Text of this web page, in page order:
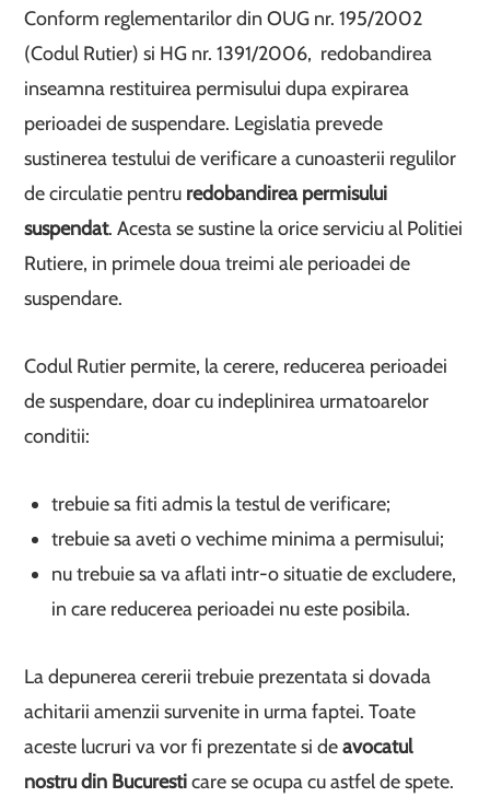
Conform reglementarilor din OUG nr. 195/2002
(Codul Rutier) si HG nr. 1391/2006, redobandirea
inseamna restituirea permisului dupa expirarea
perioadei de suspendare. Legislatia prevede
sustinerea testului de verificare a cunoasterii regulilor
de circulatie pentru redobandirea permisului
suspendat. Acesta se sustine la orice serviciu al Politiei
Rutiere, in primele doua treimi ale perioadei de
suspendare.
Codul Rutier permite, la cerere, reducerea perioadei
de suspendare, doar cu indeplinirea urmatoarelor
conditii:
trebuie sa fiti admis la testul de verificare;
trebuie sa aveti o vechime minima a permisului;
nu trebuie sa va aflati intr-o situatie de excludere,
in care reducerea perioadei nu este posibila.
La depunerea cererii trebuie prezentata si dovada
achitarii amenzii survenite in urma faptei. Toate
aceste lucruri va vor fi prezentate si deavocatul
nostru din Bucuresticare se ocupa cu astfel de spete.